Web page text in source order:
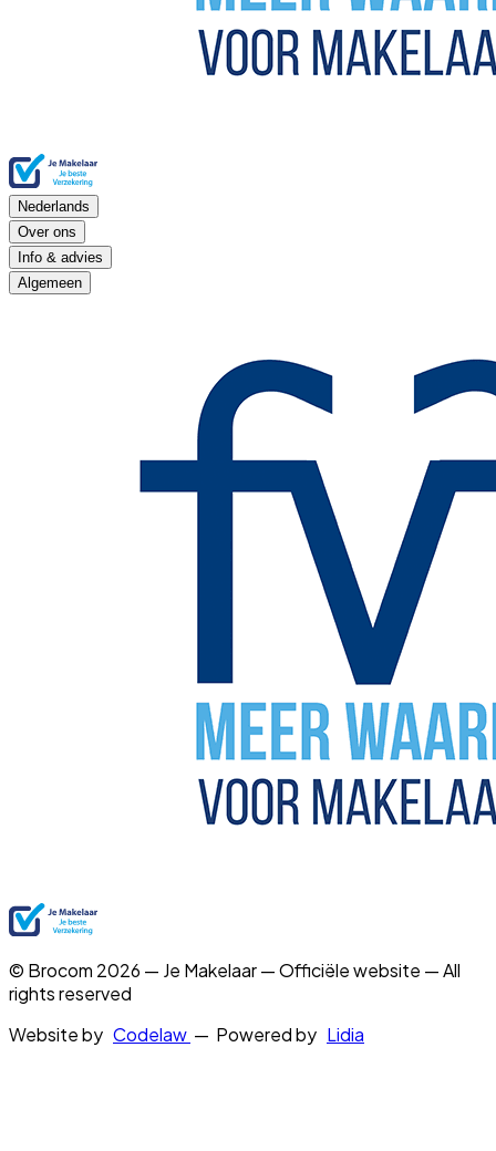
Nederlands
Over ons
Info & advies
Algemeen
© Brocom 2026 — Je Makelaar — Officiële website — All
rights reserved
Website by Codelaw — Powered by Lidia